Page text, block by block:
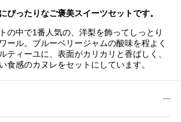
ぴったりなご褒美スイーツセットです。
の中で1番人気の、洋梨を飾ってしっとり
ール。ブルーベリージャムの酸味を程よく
ティーユに、表面がカリカリと香ばしく、
食感のカヌレをセットにしています。